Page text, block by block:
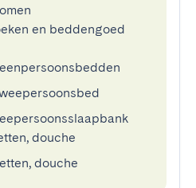
en beddengoed
douche
douche